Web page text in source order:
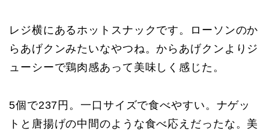
レジ横にあるホットスナックです。ローソンのか
らあげクンみたいなやつね。からあげクンよりジ
ューシーで鶏肉感あって美味しく感じた。
5個で237円。一口サイズで食べやすい。ナゲッ
トと唐揚げの中間のような食べ応えだったな。美